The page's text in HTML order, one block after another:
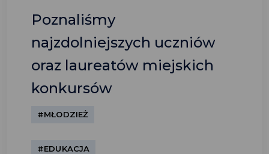
Poznaliśmy
najzdolniejszych uczniów
oraz laureatów miejskich
konkursów
#MŁODZIEŻ
#EDUKACJA